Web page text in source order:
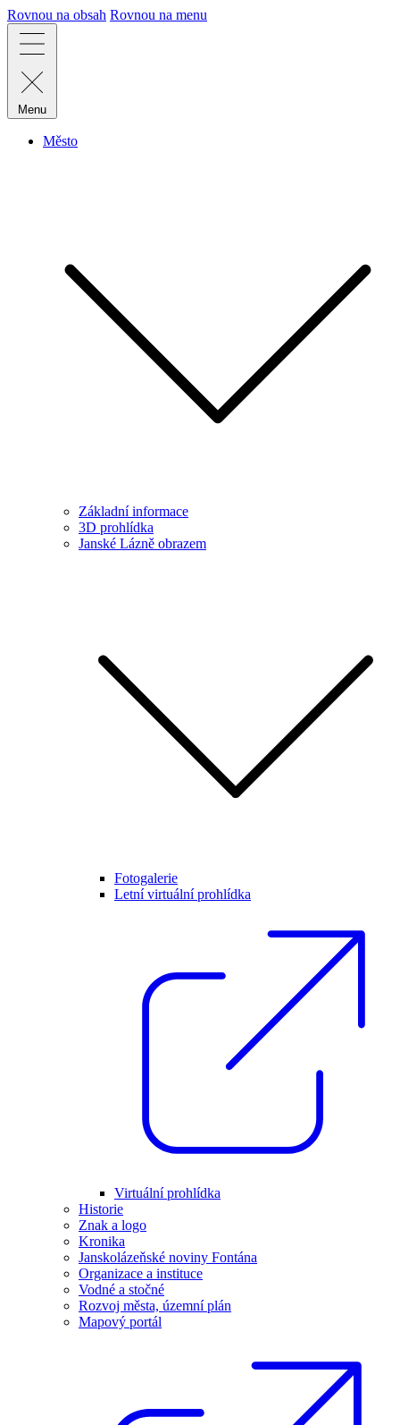
Rovnou na obsah Rovnou na menu
Menu
Město
Základní informace
3D prohlídka
Janské Lázně obrazem
Fotogalerie
Letní virtuální prohlídka
Virtuální prohlídka
Historie
Znak a logo
Kronika
Janskolázeňské noviny Fontána
Organizace a instituce
Vodné a stočné
Rozvoj města, územní plán
Mapový portál